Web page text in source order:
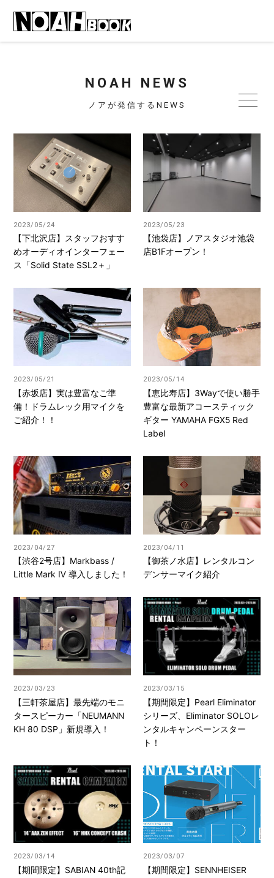
NOAH NEWS
ノアが発信するNEWS
2023/05/24
【下北沢店】スタッフおすす
めオーディオインターフェー
ス「Solid State SSL2＋」
2023/05/23
【池袋店】ノアスタジオ池袋
店B1Fオープン！
2023/05/21
【赤坂店】実は豊富なご準
備！ドラムレック用マイクを
ご紹介！！
2023/05/14
【恵比寿店】3Wayで使い勝手
豊富な最新アコースティック
ギター YAMAHA FGX5 Red
Label
2023/04/27
【渋谷2号店】Markbass /
Little Mark Ⅳ 導入しました！
2023/04/11
【御茶ノ水店】レンタルコン
デンサーマイク紹介
2023/03/23
【三軒茶屋店】最先端のモニ
タースピーカー「NEUMANN
KH 80 DSP」新規導入！
2023/03/15
【期間限定】Pearl Eliminator
シリーズ、Eliminator SOLOレ
ンタルキャンペーンスター
ト！
2023/03/14
【期間限定】SABIAN 40th記
2023/03/07
【期間限定】SENNHEISER